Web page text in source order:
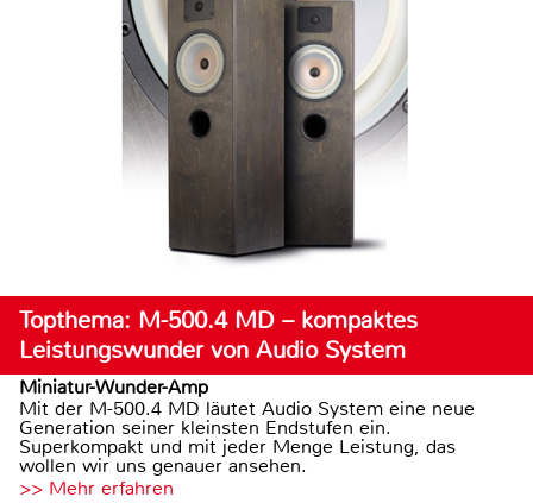
Topthema: M-500.4 MD – kompaktes
Leistungswunder von Audio System
Miniatur-Wunder-Amp
Mit der M-500.4 MD läutet Audio System eine neue
Generation seiner kleinsten Endstufen ein.
Superkompakt und mit jeder Menge Leistung, das
wollen wir uns genauer ansehen.
>> Mehr erfahren